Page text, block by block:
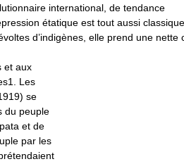
international, de tendance
étatique est tout aussi
d’indigènes, elle prend une
et aux
Les
se
du peuple
et de
par les